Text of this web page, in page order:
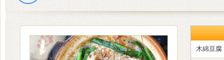
木綿豆腐